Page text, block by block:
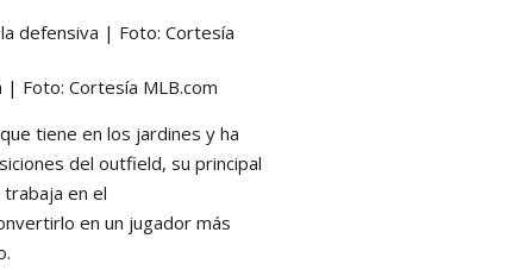
| Foto: Cortesía MLB.com
tiene en los jardines y ha
del outfield, su principal
en el
en un jugador más